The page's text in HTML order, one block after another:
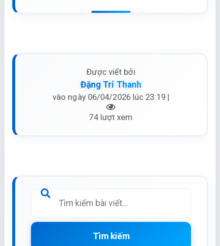
Được viết bởi
Đặng Trí Thanh
vào ngày 06/04/2026 lúc 23:19 |
74 lượt xem
Tìm kiếm